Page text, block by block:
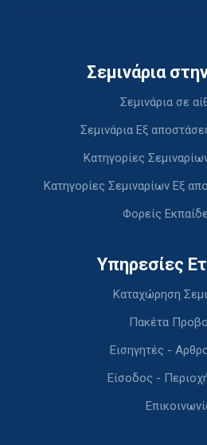
Σεμινάρια
Σεμινάρια σε
Σεμινάρια Εξ
Κατηγορίες
Κατηγορίες Σεμιναρίων Εξ
Φορείς
Υπηρεσίες
Καταχώρηση
Πακέτα
Εισηγητές -
Είσοδος -